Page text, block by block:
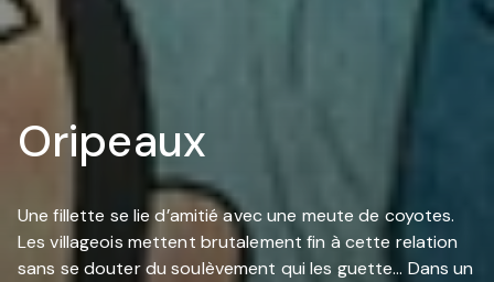
Oripeaux
Une fillette se lie d’amitié avec une meute de coyotes.
Les villageois mettent brutalement fin à cette relation
sans se douter du soulèvement qui les guette… Dans un